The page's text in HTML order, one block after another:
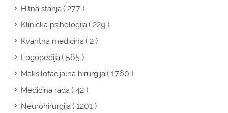
Hitna stanja( 277 )
Klinička psihologija( 229 )
Kvantna medicina( 2 )
Logopedija( 565 )
Maksilofacijalna hirurgija( 1760 )
Medicina rada( 42 )
Neurohirurgija( 1201 )